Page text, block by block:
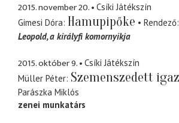
2015. november 20.
Csíki Játékszín
Gimesi Dóra Hamupipőke Rendező
Leopold a királyfi komornyikja
2015. október 9.
Csíki Játékszín
Müller Péter Szemenszedett
Parászka Miklós
zenei munkatárs